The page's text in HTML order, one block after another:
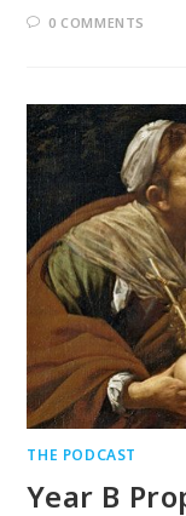
0 COMMENTS
THE PODCAST
Year B